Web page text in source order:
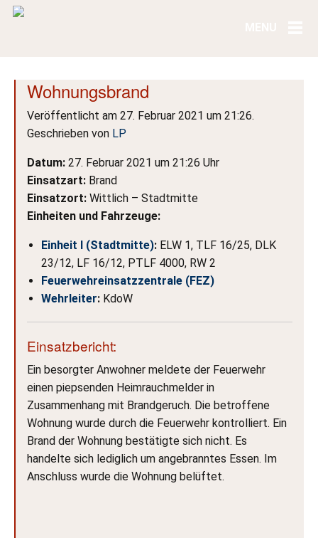
Wohnungsbrand
Veröffentlicht am 27. Februar 2021 um 21:26.
Geschrieben von LP
Datum: 27. Februar 2021 um 21:26 Uhr
Einsatzart: Brand
Einsatzort: Wittlich – Stadtmitte
Einheiten und Fahrzeuge:
Einheit I (Stadtmitte): ELW 1, TLF 16/25, DLK
23/12, LF 16/12, PTLF 4000, RW 2
Feuerwehreinsatzzentrale (FEZ)
Wehrleiter: KdoW
Einsatzbericht:
Ein besorgter Anwohner meldete der Feuerwehr
einen piepsenden Heimrauchmelder in
Zusammenhang mit Brandgeruch. Die betroffene
Wohnung wurde durch die Feuerwehr kontrolliert. Ein
Brand der Wohnung bestätigte sich nicht. Es
handelte sich lediglich um angebranntes Essen. Im
Anschluss wurde die Wohnung belüftet.